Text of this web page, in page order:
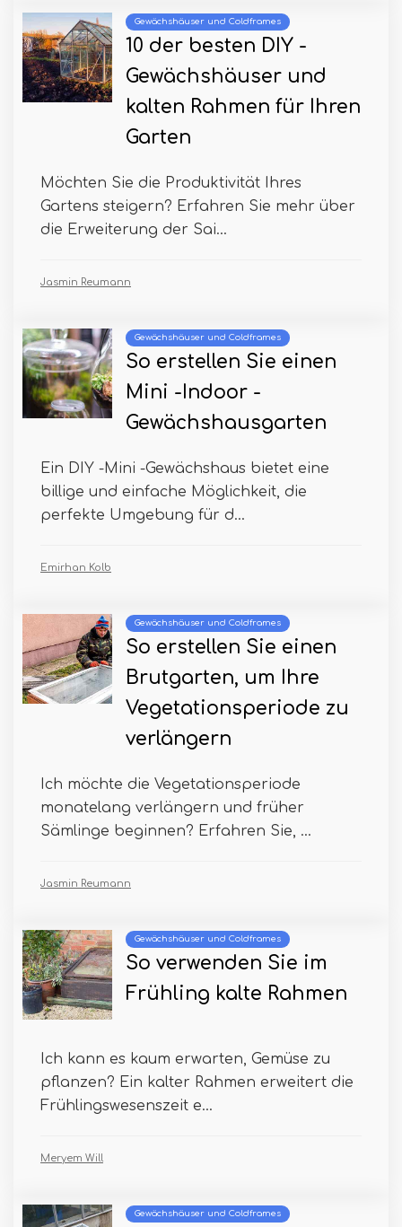
Gewächshäuser und Coldframes
10 der besten DIY -
Gewächshäuser und
kalten Rahmen für Ihren
Garten
Möchten Sie die Produktivität Ihres
Gartens steigern? Erfahren Sie mehr über
die Erweiterung der Sai...
Jasmin Reumann
Gewächshäuser und Coldframes
So erstellen Sie einen
Mini -Indoor -
Gewächshausgarten
Ein DIY -Mini -Gewächshaus bietet eine
billige und einfache Möglichkeit, die
perfekte Umgebung für d...
Emirhan Kolb
Gewächshäuser und Coldframes
So erstellen Sie einen
Brutgarten, um Ihre
Vegetationsperiode zu
verlängern
Ich möchte die Vegetationsperiode
monatelang verlängern und früher
Sämlinge beginnen? Erfahren Sie, ...
Jasmin Reumann
Gewächshäuser und Coldframes
So verwenden Sie im
Frühling kalte Rahmen
Ich kann es kaum erwarten, Gemüse zu
pflanzen? Ein kalter Rahmen erweitert die
Frühlingswesenszeit e...
Meryem Will
Gewächshäuser und Coldframes